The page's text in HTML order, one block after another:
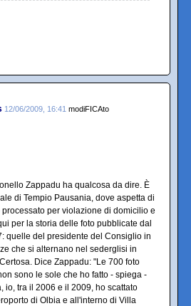
12/06/2009, 16:41 modiFICAto
Zappadu ha qualcosa da dire. È
di Tempio Pausania, dove aspetta di
per violazione di domicilio e
per la storia delle foto pubblicate dal
quelle del presidente del Consiglio in
che si alternano nel sederglisi in
Dice Zappadu: "Le 700 foto
sono le sole che ho fatto - spiega -
io, tra il 2006 e il 2009, ho scattato
di Olbia e all'interno di Villa